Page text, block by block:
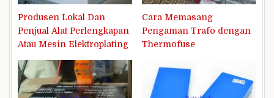
Produsen Lokal Dan
Penjual Alat Perlengkapan
Atau Mesin Elektroplating
Cara Memasang
Pengaman Trafo dengan
Thermofuse